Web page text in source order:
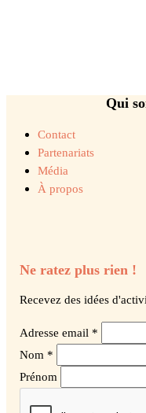
Qui
Contact
Partenariats
Média
À propos
Ne ratez plus rien !
Recevez des idées
Adresse email *
Nom *
Prénom